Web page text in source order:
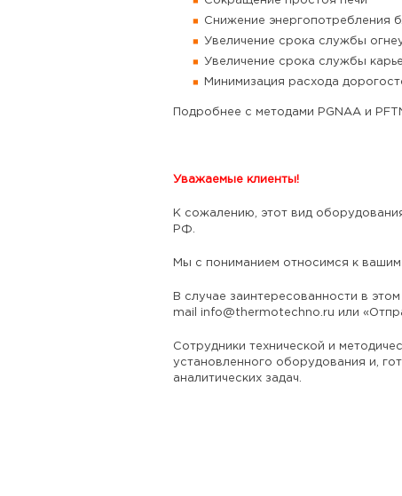
Снижение энергопотребления
Увеличение срока службы
Увеличение срока службы
Минимизация расхода
Подробнее с методами PGNAA и
Уважаемые клиенты!
К сожалению, этот вид
РФ.
Мы с пониманием относимся к вашим
В случае заинтересованности в
mail info@thermotechno.ru или
Сотрудники технической и
установленного оборудования и,
аналитических задач.